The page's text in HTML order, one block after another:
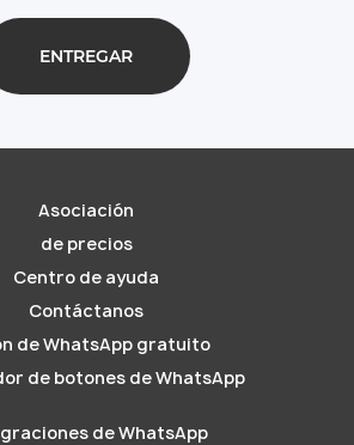
Asociación
de precios
Centro de ayuda
Contáctanos
de WhatsApp gratuito
de botones de WhatsApp
de WhatsApp